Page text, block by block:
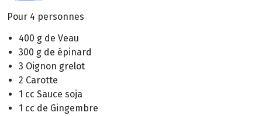
Pour 4 personnes
400 g de Veau
300 g de épinard
3 Oignon grelot
2 Carotte
1 cc Sauce soja
1 cc de Gingembre